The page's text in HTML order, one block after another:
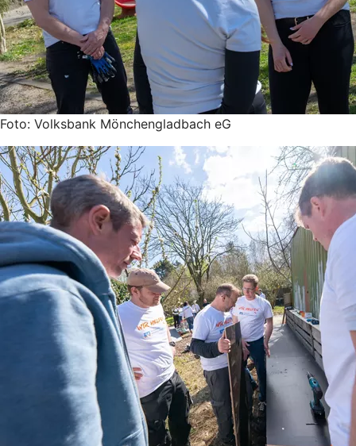
Foto: Volksbank Mönchengladbach eG